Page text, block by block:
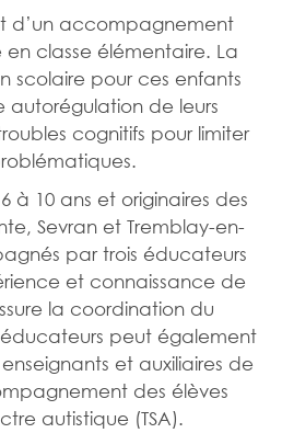
d’un accompagnement
classe élémentaire. La
scolaire pour ces enfants
autorégulation de leurs
cognitifs pour limiter
à 10 ans et originaires des
Sevran et Tremblay-en-
par trois éducateurs
et connaissance de
la coordination du
peut également
et auxiliaires de
des élèves
autistique (TSA).